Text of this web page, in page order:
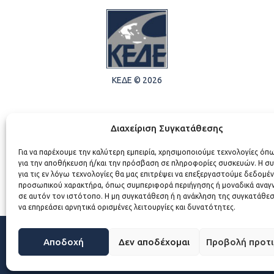
Διαχείριση Συγκατάθεσης
Για να παρέχουμε την καλύτερη εμπειρία, χρησιμοποιούμε τεχνολογίες
για την αποθήκευση ή/και την πρόσβαση σε πληροφορίες συσκευών. Η
για τις εν λόγω τεχνολογίες θα μας επιτρέψει να επεξεργαστούμε
προσωπικού χαρακτήρα, όπως συμπεριφορά περιήγησης ή μοναδικά
σε αυτόν τον ιστότοπο. Η μη συγκατάθεση ή η ανάκληση της
να επηρεάσει αρνητικά ορισμένες λειτουργίες και δυνατότητες.
Αποδοχή Δεν αποδέχομαι Προβολή
ΚΕΔΕ © 2026
WEB DEVELOPMENT BY ΕΓΚΡΙΤΟΣ GROUP - ΣΥΝΕΡΓΑΣΙΑ Α.Ε.